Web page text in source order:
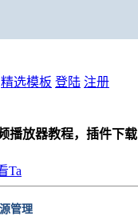
精选模板 登陆 注册
播放器教程，插件下载
Ta
管理